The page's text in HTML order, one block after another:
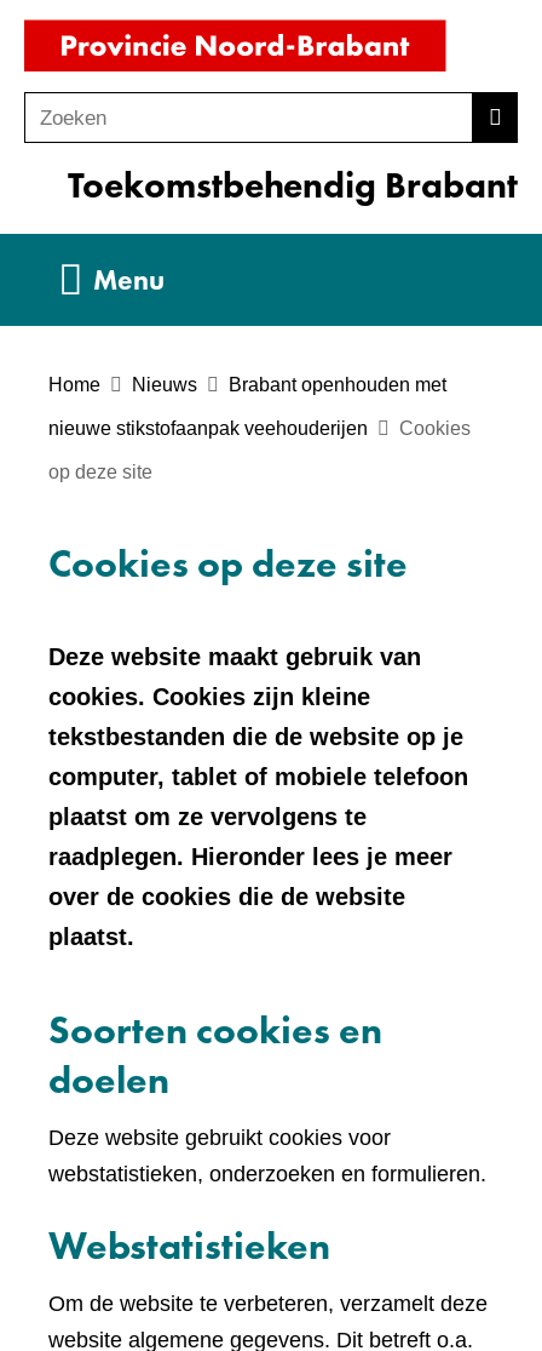
Ga
de
inhoud
o
Zoeken
Toekomstbehendig Brabant
Menu
Home Nieuws Brabant openhouden met
nieuwe stikstofaanpak veehouderijen Cookies
op deze site
Cookies op deze site
Deze website maakt gebruik van
cookies. Cookies zijn kleine
tekstbestanden die de website op je
computer, tablet of mobiele telefoon
plaatst om ze vervolgens te
raadplegen. Hieronder lees je meer
over de cookies die de website
plaatst.
Soorten cookies en
doelen
Deze website gebruikt cookies voor
webstatistieken, onderzoeken en formulieren.
Webstatistieken
Om de website te verbeteren, verzamelt deze
website algemene gegevens. Dit betreft o.a.